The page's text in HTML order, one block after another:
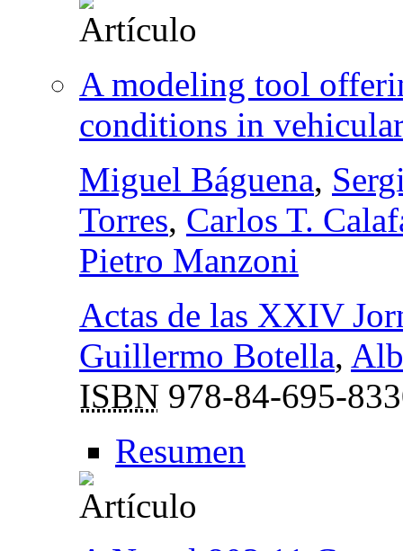
A modeling tool
conditions in
Miguel Báguena,
Torres, Carlos T.
Pietro Manzoni
Actas de las XXIV
Guillermo Botella,
ISBN 978-84-695-
Resumen